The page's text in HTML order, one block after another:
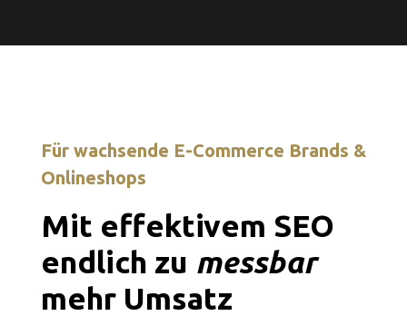
Für wachsende E-Commerce Brands &
Onlineshops
Mit effektivem SEO
endlich zu messbar
mehr Umsatz